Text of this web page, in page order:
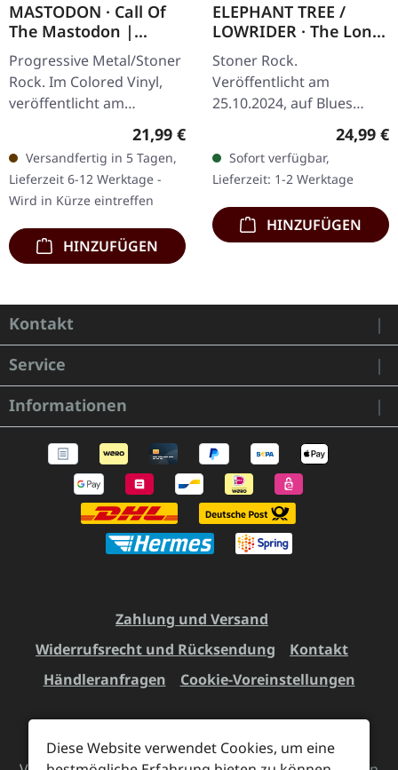
MASTODON · Call Of
The Mastodon |
COLORED LP
Progressive Metal/Stoner
Rock. Im Colored Vinyl,
veröffentlicht am
18.02.2018, auf Relapse
Records. Spezielles Vinyl:
Hellgrün transparent /
Blau…
Regulärer Preis:
21,99 €
Versandfertig in 5 Tagen,
Lieferzeit 6-12 Werktage -
Wird in Kürze eintreffen
HINZUFÜGEN
ELEPHANT TREE /
LOWRIDER · The Long
Forever | ICE BLUE LP
Stoner Rock.
Veröffentlicht am
25.10.2024, auf Blues
Funeral Recordings. Ice
Blue Vinyl. Elephant Tree
und Lowrider vereinen
ihre klanglichen Kräfte…
24,99 €
Sofort verfügbar,
Lieferzeit: 1-2 Werktage
HINZUFÜGEN
Kontakt
Service
Informationen
Zahlung und Versand
Widerrufsrecht und Rücksendung
Kontakt
Händleranfragen
Cookie-Voreinstellungen
Alle Preise inkl. gesetzl. Mehrwertsteuer zzgl.
Diese Website verwendet Cookies, um eine